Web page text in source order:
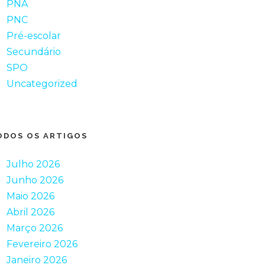
PNA
PNC
Pré-escolar
Secundário
SPO
Uncategorized
OS ARTIGOS
Julho 2026
Junho 2026
Maio 2026
Abril 2026
Março 2026
Fevereiro 2026
Janeiro 2026